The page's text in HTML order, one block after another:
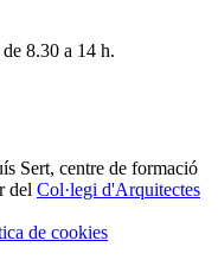
8.30 a 14 h.
Sert, centre de formació
del Col·legi d'Arquitectes
de cookies